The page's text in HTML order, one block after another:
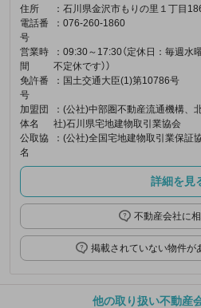
住所
：石川県金沢市もりの里１丁目
電話番
号
：076-260-1860
営業時
間
：09:30～17:30（定休日：毎週水
不定休です））
免許番
号
：国土交通大臣(1)第10786号
加盟団
体名
：(公社)中部圏不動産流通機構、
社)石川県宅地建物取引業協会
公取協
名
：(公社)全国宅地建物取引業保証
詳細を見
不動産会社に
掲載されていない物件が
他の取り扱い不動産